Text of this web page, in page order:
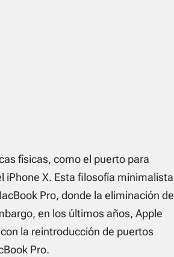
físicas, como el puerto para
iPhone X. Esta filosofía minimalista
Pro, donde la eliminación de
en los últimos años, Apple
la reintroducción de puertos
Pro.